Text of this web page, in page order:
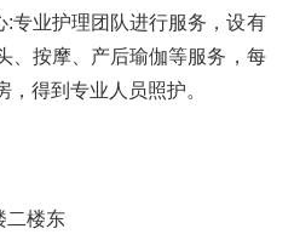
:专业护理团队进行服务，设有
、按摩、产后瑜伽等服务，每
，得到专业人员照护。
二楼东